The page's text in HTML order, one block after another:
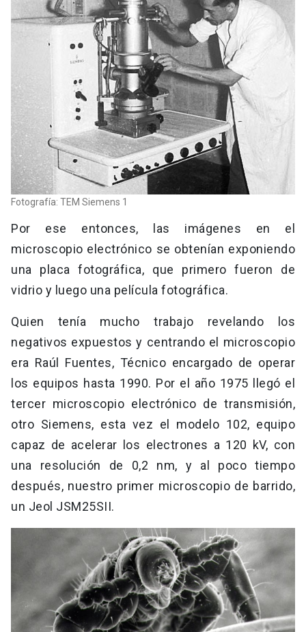
Fotografía: TEM Siemens 1
Por ese entonces, las imágenes en el
microscopio electrónico se obtenían exponiendo
una placa fotográfica, que primero fueron de
vidrio y luego una película fotográfica.
Quien tenía mucho trabajo revelando los
negativos expuestos y centrando el microscopio
era Raúl Fuentes, Técnico encargado de operar
los equipos hasta 1990. Por el año 1975 llegó el
tercer microscopio electrónico de transmisión,
otro Siemens, esta vez el modelo 102, equipo
capaz de acelerar los electrones a 120 kV, con
una resolución de 0,2 nm, y al poco tiempo
después, nuestro primer microscopio de barrido,
un Jeol JSM25SII.